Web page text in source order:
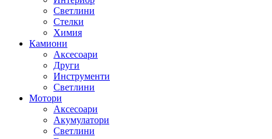
Светлини
Стелки
Химия
Камиони
Аксесоари
Други
Инструменти
Светлини
Мотори
Аксесоари
Акумулатори
Светлини